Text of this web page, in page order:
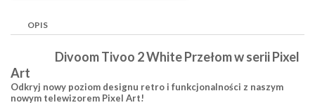
OPIS
Divoom Tivoo 2 White Przełom w serii Pixel
Art
Odkryj nowy poziom designu retro i funkcjonalności z naszym
nowym telewizorem Pixel Art!